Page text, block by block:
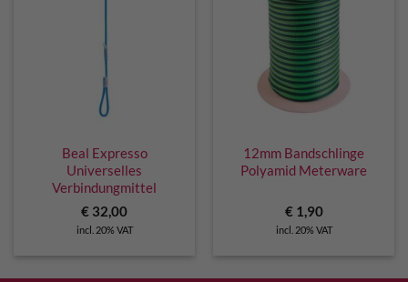
Beal Expresso
Universelles
Verbindungmittel
€ 32,00
incl. 20% VAT
12mm Bandschlinge
Polyamid Meterware
€1,90
incl. 20% VAT